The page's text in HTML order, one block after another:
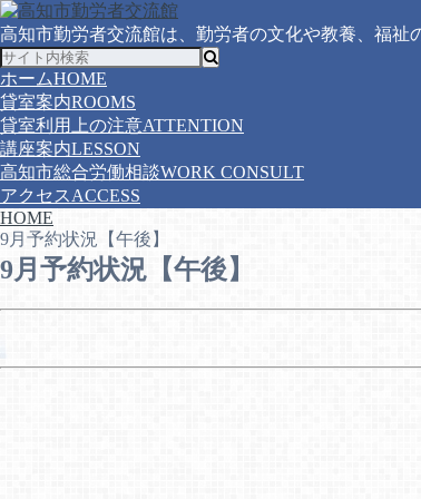
高知市勤労者交流館は、勤労者の文化や教養、福祉
ホームHOME
貸室案内ROOMS
貸室利用上の注意ATTENTION
講座案内LESSON
高知市総合労働相談WORK CONSULT
アクセス ACCESS
HOME
9月予約状況【午後】
9月予約状況【午後】